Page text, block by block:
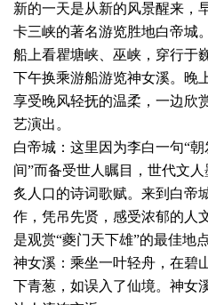
新的一天是从新的风景醒来，
卡三峡的著名游览胜地白帝城
船上看瞿塘峡、巫峡，穿行于
下午换乘游船游览神女溪。晚
享受晚风轻抚的温柔，一边欣
艺演出。
白帝城：这里因为李白一句“
间”而备受世人瞩目，世代文
炙人口的诗词歌赋。来到白帝
作，凭吊先贤，感受浓郁的人
是观赏“夔门天下雄”的最佳地点
神女溪：乘坐一叶轻舟，在碧
下青葱，如误入了仙境。神女